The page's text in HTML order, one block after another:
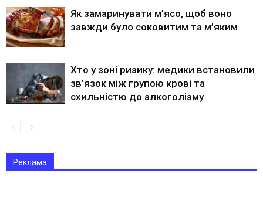
Як замаринувати м’ясо, щоб воно
завжди було соковитим та м’яким
Хто у зоні ризику: медики встановили
зв’язок між групою крові та
схильністю до алкоголізму
Реклама